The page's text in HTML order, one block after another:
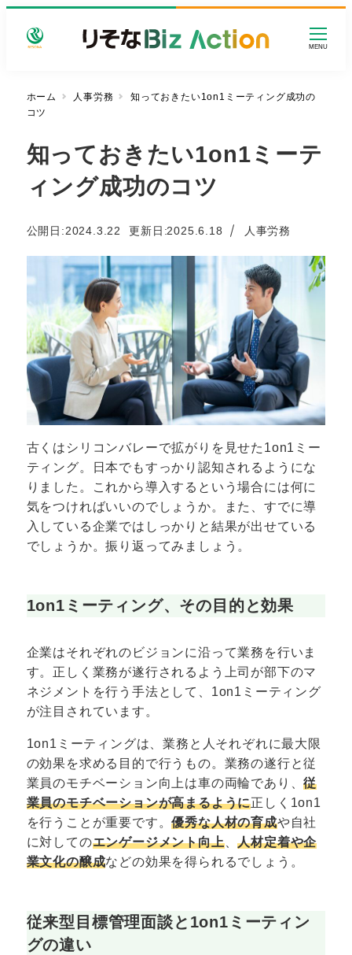
MENU
ホーム 人事労務
知っておきたい1on1ミーティング成功の
コツ
知っておきたい1on1ミーテ
ィング成功のコツ
公開日:
投稿日
2024.3.22 更新日 2025.6.18 カテゴリー
人事労務
古くはシリコンバレーで拡がりを見せた1on1ミー
ティング。日本でもすっかり認知されるようにな
りました。これから導入するという場合には何に
気をつければいいのでしょうか。また、すでに導
入している企業ではしっかりと結果が出せている
でしょうか。振り返ってみましょう。
1on1ミーティング、その目的と効果
企業はそれぞれのビジョンに沿って業務を行いま
す。正しく業務が遂行されるよう上司が部下のマ
ネジメントを行う手法として、1on1ミーティング
が注目されています。
1on1ミーティングは、業務と人それぞれに最大限
の効果を求める目的で行うもの。業務の遂行と従
業員のモチベーション向上は車の両輪であり、従
業員のモチベーションが高まるように正しく1on1
を行うことが重要です。優秀な人材の育成や自社
に対してのエンゲージメント向上、人材定着や企
業文化の醸成などの効果を得られるでしょう。
従来型目標管理面談と1on1ミーティン
グの違い